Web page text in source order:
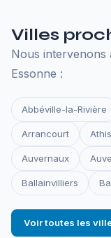
Villes
Nous intervenons
Essonne :
Abbéville-la-Rivière
Arrancourt
Auvernaux
Ballainvilliers
Voir toutes les